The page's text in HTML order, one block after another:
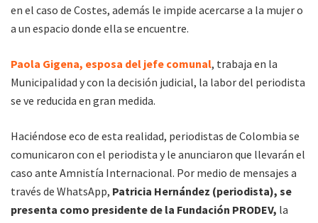
en el caso de Costes, además le impide acercarse a la mujer o
a un espacio donde ella se encuentre.
Paola Gigena, esposa del jefe comunal, trabaja en la
Municipalidad y con la decisión judicial, la labor del periodista
se ve reducida en gran medida.
Haciéndose eco de esta realidad, periodistas de Colombia se
comunicaron con el periodista y le anunciaron que llevarán el
caso ante Amnistía Internacional. Por medio de mensajes a
través de WhatsApp, Patricia Hernández (periodista), se
presenta como presidente de la Fundación PRODEV, la